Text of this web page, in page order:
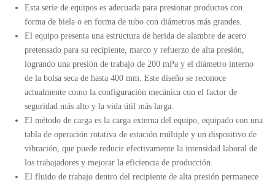
Esta serie de equipos es adecuada para presionar productos con
forma de biela o en forma de tubo con diámetros más grandes.
El equipo presenta una estructura de herida de alambre de acero
pretensado para su recipiente, marco y refuerzo de alta presión,
logrando una presión de trabajo de 200 mPa y el diámetro interno
de la bolsa seca de hasta 400 mm. Este diseño se reconoce
actualmente como la configuración mecánica con el factor de
seguridad más alto y la vida útil más larga.
El método de carga es la carga externa del equipo, equipado con una
tabla de operación rotativa de estación múltiple y un dispositivo de
vibración, que puede reducir efectivamente la intensidad laboral de
los trabajadores y mejorar la eficiencia de producción.
El fluido de trabajo dentro del recipiente de alta presión permanece